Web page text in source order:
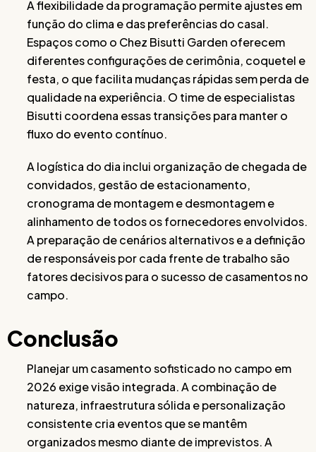
A flexibilidade da programação permite ajustes em
função do clima e das preferências do casal.
Espaços como o Chez Bisutti Garden oferecem
diferentes configurações de cerimônia, coquetel e
festa, o que facilita mudanças rápidas sem perda de
qualidade na experiência. O time de especialistas
Bisutti coordena essas transições para manter o
fluxo do evento contínuo.
A logística do dia inclui organização de chegada de
convidados, gestão de estacionamento,
cronograma de montagem e desmontagem e
alinhamento de todos os fornecedores envolvidos.
A preparação de cenários alternativos e a definição
de responsáveis por cada frente de trabalho são
fatores decisivos para o sucesso de casamentos no
campo.
Conclusão
Planejar um casamento sofisticado no campo em
2026 exige visão integrada. A combinação de
natureza, infraestrutura sólida e personalização
consistente cria eventos que se mantêm
organizados mesmo diante de imprevistos. A